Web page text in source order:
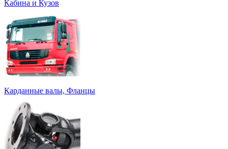
Кабина и Кузов
Карданные валы, Фланцы